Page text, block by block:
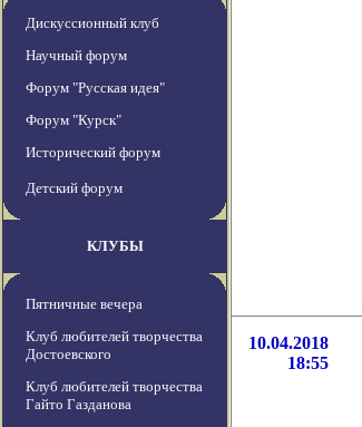
Дискуссионный клуб
Научный форум
Форум "Русская идея"
Форум "Курск"
Исторический форум
Детский форум
КЛУБЫ
Пятничные вечера
Клуб любителей творчества
Достоевского
Клуб любителей творчества
Гайто Газданова
10.04.2018
18:55